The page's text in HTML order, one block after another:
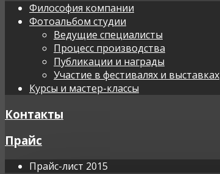
Философия компании
Фотоальбом студии
Ведущие специалисты
Процесс производства
Публикации и награды
Участие в фестивалях и выставках
Курсы и мастер-классы
Контакты
Прайс
Прайс-лист 2015